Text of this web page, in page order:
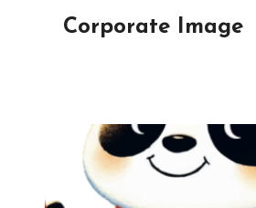
Corporate Image